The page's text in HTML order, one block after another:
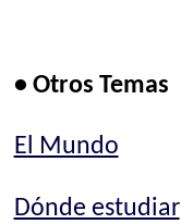
• Otros Temas
El Mundo
Dónde estudiar